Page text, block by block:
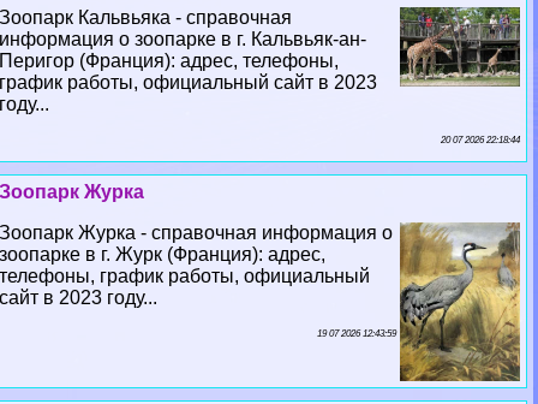
Зоопарк Кальвьяка - справочная
информация о зоопарке в г. Кальвьяк-ан-
Перигор (Франция): адрес, телефоны,
график работы, официальный сайт в 2023
году...
20 07 2026 22:18:44
Зоопарк Журка
Зоопарк Журка - справочная информация о
зоопарке в г. Журк (Франция): адрес,
телефоны, график работы, официальный
сайт в 2023 году...
19 07 2026 12:43:59